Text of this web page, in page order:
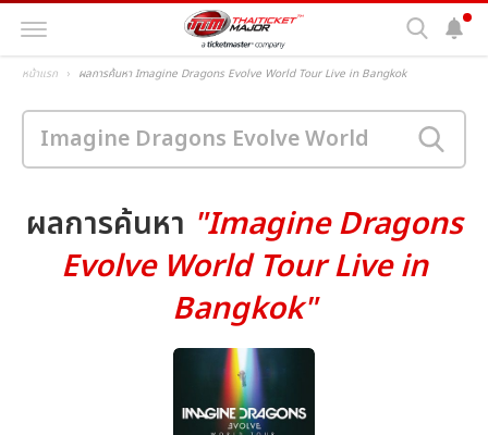
หน้าแรก ผลการค้นหา Imagine Dragons Evolve World Tour Live in Bangkok
ผลการค้นหา "Imagine Dragons
Evolve World Tour Live in
Bangkok"